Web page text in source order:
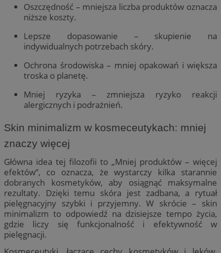
Oszczędność – mniejsza liczba produktów oznacza
niższe koszty.
Lepsze dopasowanie – skupienie na
indywidualnych potrzebach skóry.
Ochrona środowiska – mniej opakowań i większa
troska o planetę.
Mniej ryzyka – zmniejsza ryzyko reakcji
alergicznych i podrażnień.
Skin minimalizm w kosmeceutykach: mniej
znaczy więcej
Główna idea tej filozofii to „Mniej produktów – więcej
efektów”, co oznacza, że wystarczy kilka starannie
dobranych kosmetyków, aby osiągnąć maksymalne
rezultaty. Dzięki temu skóra jest zadbana, a rytuał
pielęgnacyjny szybki i przyjemny. W skrócie – skin
minimalizm to odpowiedź na dzisiejsze tempo życia,
gdzie liczy się funkcjonalność i efektywność w
pielęgnacji.